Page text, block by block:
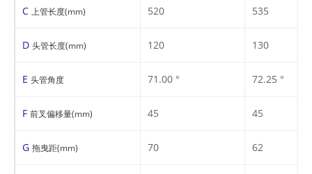
C 上管长度(mm) 520 535
D 头管长度(mm) 120 130
E 头管角度 71.00 ° 72.25 °
F 前叉偏移量(mm) 45 45
G 拖曳距(mm) 70 62